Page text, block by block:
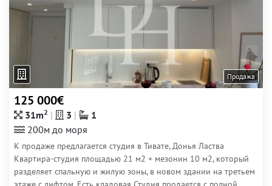
Продажа
125 000€
31m2 3
1
200м до моря
К продаже предлагается студия в Тивате, Донья Ластва
Квартира-студия площадью 21 м2 + мезонин 10 м2, который
разделяет спальную и жилую зоны, в новом здании на третьем